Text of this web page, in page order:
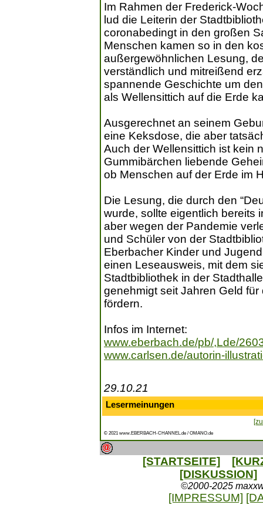
Im Rahmen der Frederick-
lud die Leiterin der
coronabedingt in den großen
Menschen kamen so in den
außergewöhnlichen Lesung,
verständlich und mitreißend
spannende Geschichte um
als Wellensittich auf die Erde
Ausgerechnet an seinem
eine Keksdose, die aber
Auch der Wellensittich ist kein
Gummibärchen liebende
ob Menschen auf der Erde im
Die Lesung, die durch den
wurde, sollte eigentlich bereits
aber wegen der Pandemie
und Schüler von der
Eberbacher Kinder und
einen Leseausweis, mit dem
Stadtbibliothek in der
genehmigt seit Jahren Geld
fördern.
Infos im Internet:
www.eberbach.de/pb/,Lde/
www.carlsen.de/autorin-
29.10.21
Lesermeinungen
© 2021 www.EBERBACH-CHANNEL.de / OMANO.de
[STARTSEITE]
[DISKUSSION]
©2000-2025
[IMPRESSUM]